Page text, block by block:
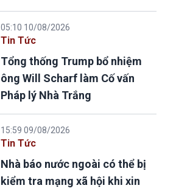
05:10 10/08/2026
Tin Tức
Tổng thống Trump bổ nhiệm
ông Will Scharf làm Cố vấn
Pháp lý Nhà Trắng
15:59 09/08/2026
Tin Tức
Nhà báo nước ngoài có thể bị
kiểm tra mạng xã hội khi xin